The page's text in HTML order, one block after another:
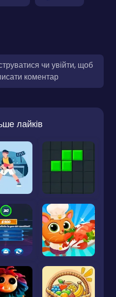
чи увійти, щоб
коментар
лайків